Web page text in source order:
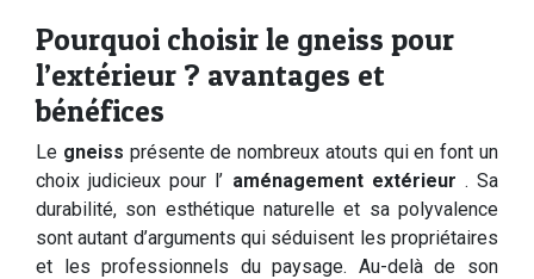
Pourquoi choisir le gneiss pour
l’extérieur ? avantages et
bénéfices
Le gneiss présente de nombreux atouts qui en font un
choix judicieux pour l’ aménagement extérieur . Sa
durabilité, son esthétique naturelle et sa polyvalence
sont autant d’arguments qui séduisent les propriétaires
et les professionnels du paysage. Au-delà de son